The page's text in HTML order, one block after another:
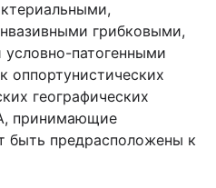
грибковыми,
патогенными
оппортунистических
географических
принимающие
быть предрасположены к